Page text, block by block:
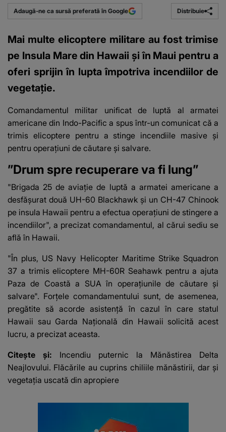
Adaugă-ne ca sursă preferată în Google Distribuie
Mai multe elicoptere militare au fost trimise
pe Insula Mare din Hawaii și în Maui pentru a
oferi sprijin în lupta împotriva incendiilor de
vegetație.
Comandamentul militar unificat de luptă al armatei
americane din Indo-Pacific a spus într-un comunicat că a
trimis elicoptere pentru a stinge incendiile masive și
pentru operațiuni de căutare și salvare.
”Drum spre recuperare va fi lung”
"Brigada 25 de aviație de luptă a armatei americane a
desfășurat două UH-60 Blackhawk și un CH-47 Chinook
pe insula Hawaii pentru a efectua operațiuni de stingere a
incendiilor", a precizat comandamentul, al cărui sediu se
află în Hawaii.
"În plus, US Navy Helicopter Maritime Strike Squadron
37 a trimis elicoptere MH-60R Seahawk pentru a ajuta
Paza de Coastă a SUA în operațiunile de căutare și
salvare". Forțele comandamentului sunt, de asemenea,
pregătite să acorde asistență în cazul în care statul
Hawaii sau Garda Națională din Hawaii solicită acest
lucru, a precizat aceasta.
Citește și: Incendiu puternic la Mănăstirea Delta
Neajlovului. Flăcările au cuprins chiliile mănăstirii, dar și
vegetația uscată din apropiere